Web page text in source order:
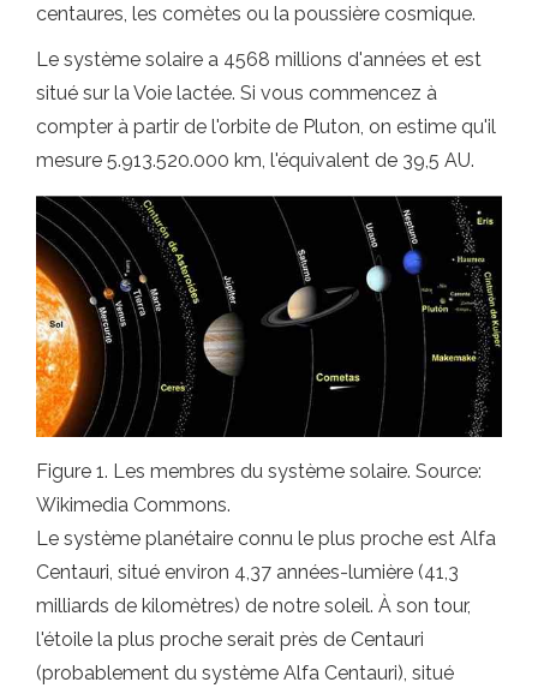
centaures, les comètes ou la poussière cosmique.
Le système solaire a 4568 millions d'années et est
situé sur la Voie lactée. Si vous commencez à
compter à partir de l'orbite de Pluton, on estime qu'il
mesure 5.913.520.000 km, l'équivalent de 39,5 AU.
Figure 1. Les membres du système solaire. Source:
Wikimedia Commons.
Le système planétaire connu le plus proche est Alfa
Centauri, situé environ 4,37 années-lumière (41,3
milliards de kilomètres) de notre soleil. À son tour,
l'étoile la plus proche serait près de Centauri
(probablement du système Alfa Centauri), situé